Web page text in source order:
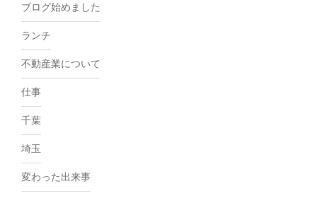
ブログ始めました
ランチ
不動産業について
仕事
千葉
埼玉
変わった出来事